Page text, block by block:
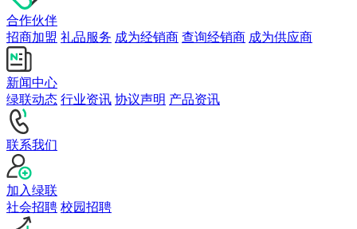
合作伙伴
招商加盟 礼品服务 成为经销商 查询经销商 成为供应商
新闻中心
绿联动态 行业资讯 协议声明 产品资讯
联系我们
加入绿联
社会招聘 校园招聘